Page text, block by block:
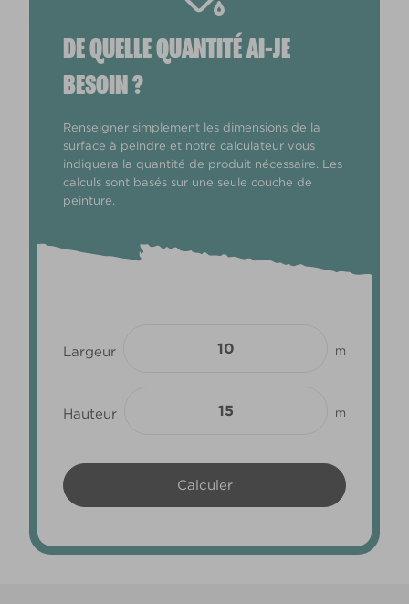
DE QUELLE QUANTITÉ AI-JE
BESOIN ?
Renseigner simplement les dimensions de la
surface à peindre et notre calculateur vous
indiquera la quantité de produit nécessaire. Les
calculs sont basés sur une seule couche de
peinture.
Largeur m
Hauteur m